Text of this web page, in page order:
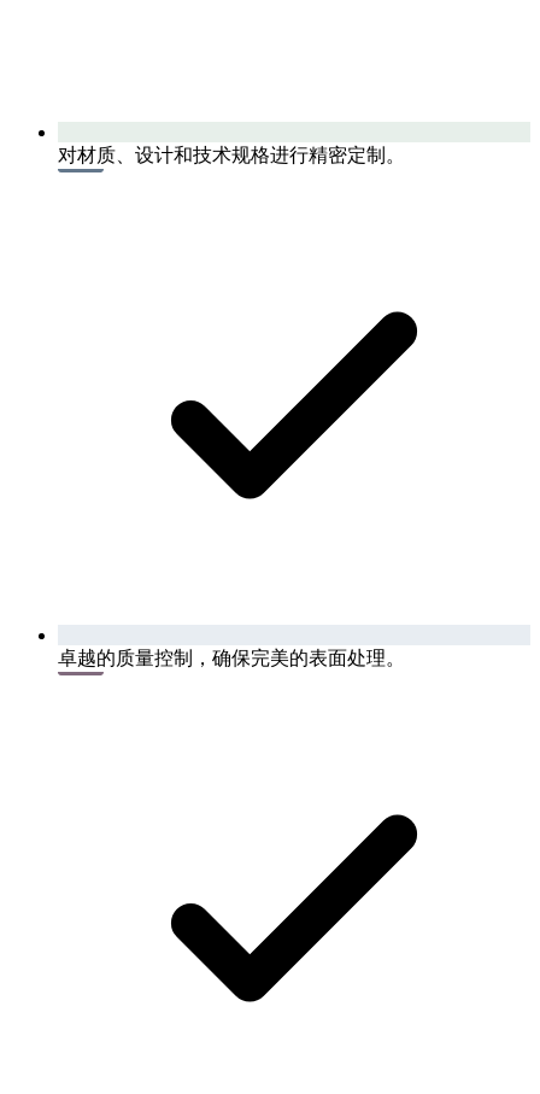
对材质、设计和技术规格进行精密定制。
卓越的质量控制，确保完美的表面处理。